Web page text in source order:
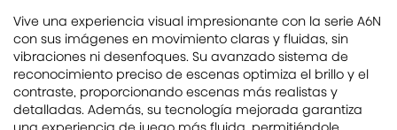
Vive una experiencia visual impresionante con la serie A6N
con sus imágenes en movimiento claras y fluidas, sin
vibraciones ni desenfoques. Su avanzado sistema de
reconocimiento preciso de escenas optimiza el brillo y el
contraste, proporcionando escenas más realistas y
detalladas. Además, su tecnología mejorada garantiza